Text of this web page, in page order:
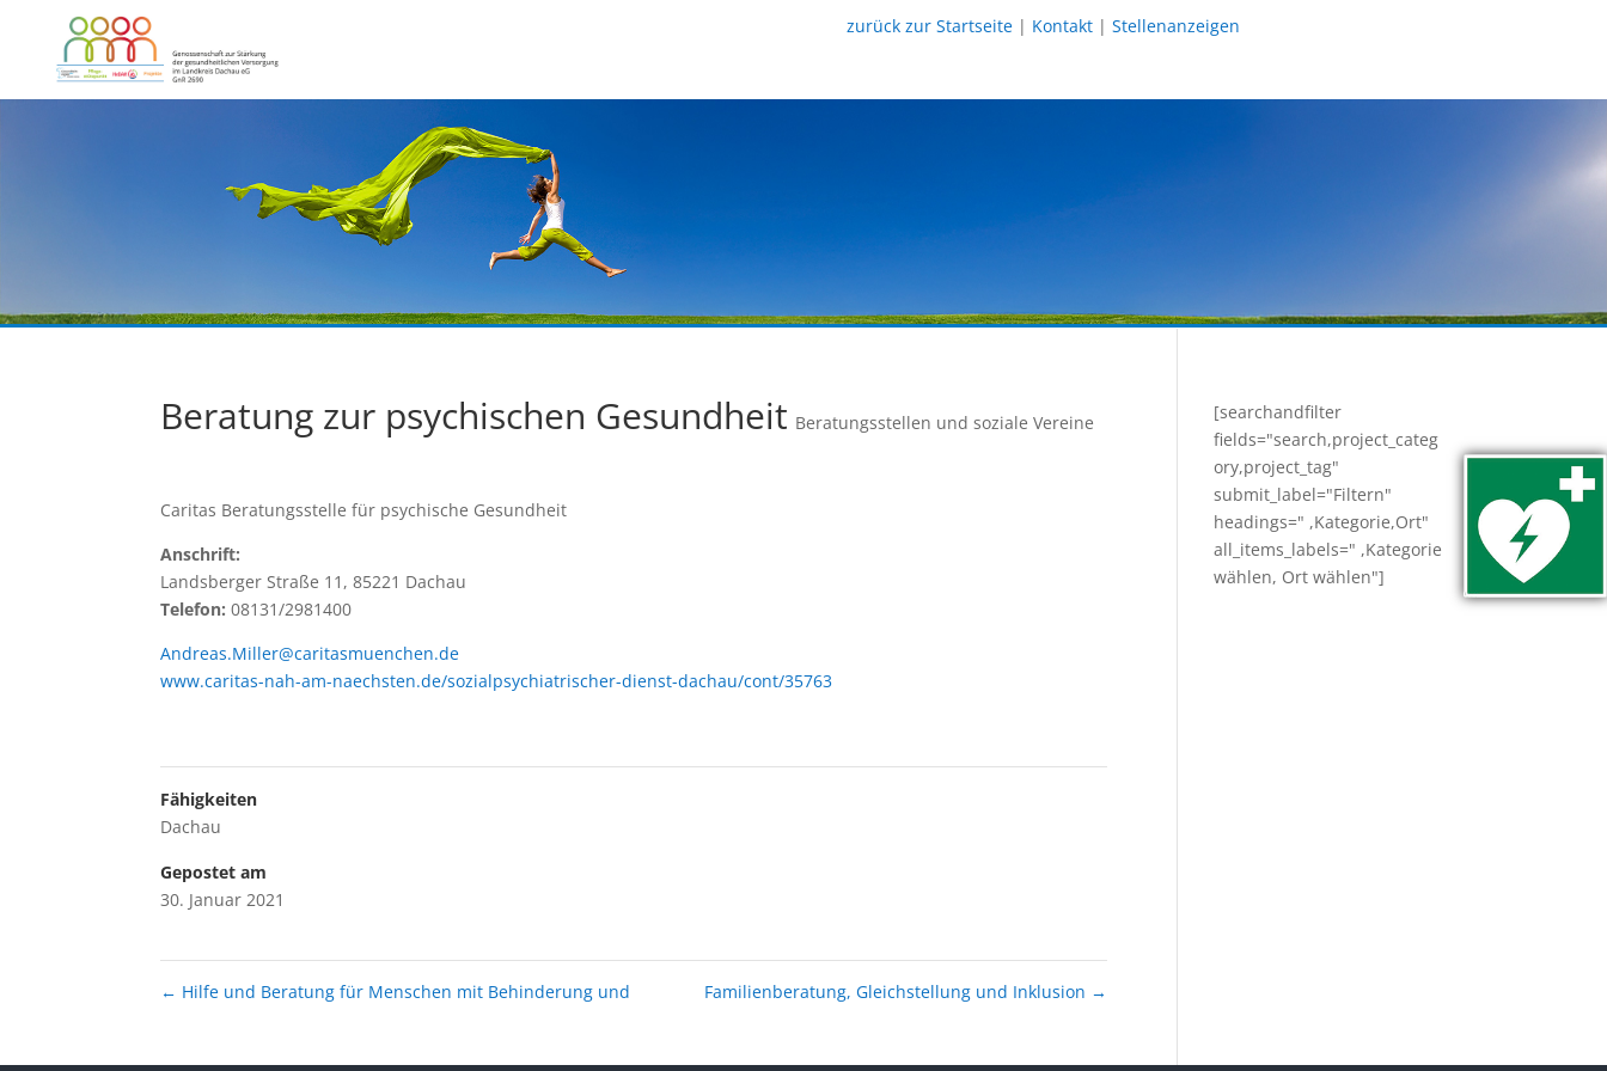
zurück zur Startseite | Kontakt |Stellenanzeigen
Beratung zur psychischen Gesundheit Beratungsstellen und soziale Vereine
Caritas Beratungsstelle für psychische Gesundheit
Anschrift:
Landsberger Straße 11, 85221 Dachau
Telefon: 08131/2981400
Andreas.Miller@caritasmuenchen.de
www.caritas-nah-am-naechsten.de/sozialpsychiatrischer-dienst-dachau/cont/35763
Fähigkeiten
Dachau
Gepostet am
30. Januar 2021
← Hilfe und Beratung für Menschen mit Behinderung und Familienberatung, Gleichstellung und Inklusion →
[searchandfilter
fields="search,project_categ
ory,project_tag"
submit_label="Filtern"
headings=" ,Kategorie,Ort"
all_items_labels=" ,Kategorie
wählen, Ort wählen"]